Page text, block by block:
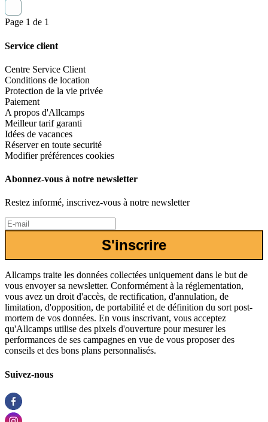
Page 1 de 1
Service client
Centre Service Client
Conditions de location
Protection de la vie privée
Paiement
A propos d'Allcamps
Meilleur tarif garanti
Idées de vacances
Réserver en toute securité
Modifier préférences cookies
Abonnez-vous à notre newsletter
Restez informé, inscrivez-vous à notre newsletter
S'inscrire
Allcamps traite les données collectées uniquement dans le but de
vous envoyer sa newsletter. Conformément à la réglementation,
vous avez un droit d'accès, de rectification, d'annulation, de
limitation, d'opposition, de portabilité et de définition du sort post-
mortem de vos données. En vous inscrivant, vous acceptez
qu'Allcamps utilise des pixels d'ouverture pour mesurer les
performances de ses campagnes en vue de vous proposer des
conseils et des bons plans personnalisés.
Suivez-nous